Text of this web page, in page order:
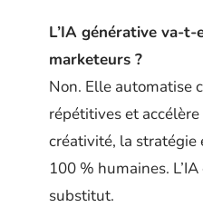
L’IA générative va-
marketeurs ?
Non. Elle automatise
répétitives et
créativité, la stratégie
100 % humaines.
substitut.